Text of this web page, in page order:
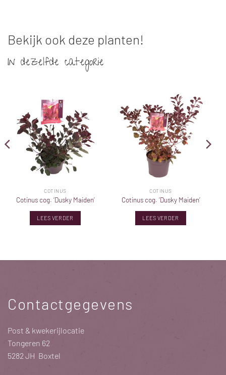
Bekijk ook deze planten!
In dezelfde categorie
COTINUS
Cotinus cog. ‘Dusky Maiden’
LEES VERDER
COTINUS
Cotinus cog. ‘Dusky Maiden’
LEES VERDER
Contactgegevens
Post & kwekerijlocatie
Tongeren 62
5282 JH Boxtel